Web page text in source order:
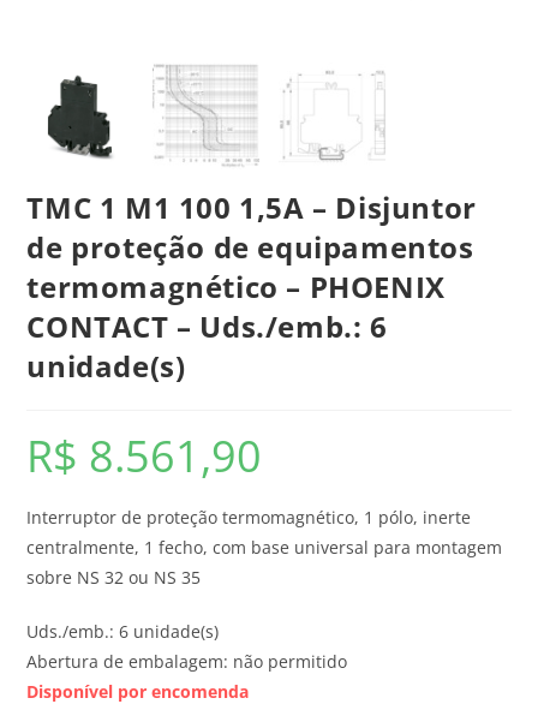
TMC 1 M1 100 1,5A – Disjuntor
de proteção de equipamentos
termomagnético – PHOENIX
CONTACT – Uds./emb.: 6
unidade(s)
R$ 8.561,90
Interruptor de proteção termomagnético, 1 pólo, inerte
centralmente, 1 fecho, com base universal para montagem
sobre NS 32 ou NS 35
Uds./emb.: 6 unidade(s)
Abertura de embalagem: não permitido
Disponível por encomenda